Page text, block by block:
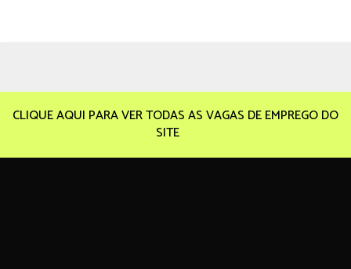
CLIQUE AQUI PARA VER TODAS AS VAGAS DE EMPREGO DO
SITE